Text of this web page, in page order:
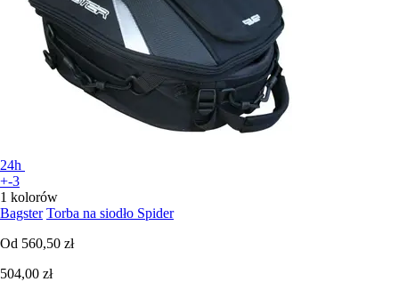
24h
+-3
1 kolorów
Bagster Torba na siodło Spider
Od 560,50 zł
504,00 zł